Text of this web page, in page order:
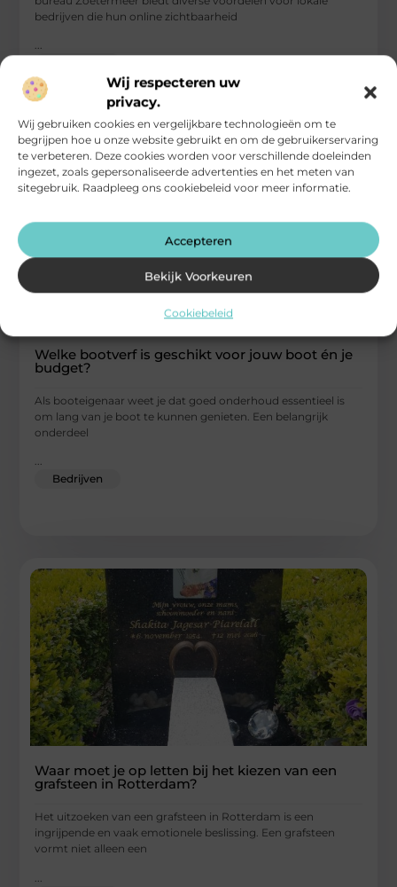
Wij respecteren uw
privacy.
Wij gebruiken cookies en vergelijkbare technologieën om te
begrijpen hoe u onze website gebruikt en om de gebruikerservaring
te verbeteren. Deze cookies worden voor verschillende doeleinden
ingezet, zoals gepersonaliseerde advertenties en het meten van
sitegebruik. Raadpleeg ons cookiebeleid voor meer informatie.
Accepteren
Bekijk Voorkeuren
Cookiebeleid
bedrijven die hun online zichtbaarheid
Welke bootverf is geschikt voor jouw boot én je
budget?
Als booteigenaar weet je dat goed onderhoud essentieel is
om lang van je boot te kunnen genieten. Een belangrijk
onderdeel
...
Bedrijven
Waar moet je op letten bij het kiezen van een
grafsteen in Rotterdam?
Het uitzoeken van een grafsteen in Rotterdam is een
ingrijpende en vaak emotionele beslissing. Een grafsteen
vormt niet alleen een